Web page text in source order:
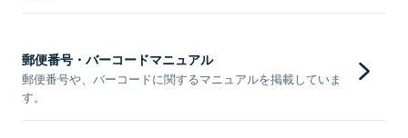
郵便番号・バーコードマニュアル
郵便番号や、バーコードに関するマニュアルを掲載していま
す。